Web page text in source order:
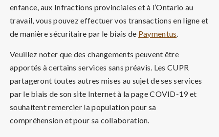
enfance, aux Infractions provinciales et à l’Ontario au
travail, vous pouvez effectuer vos transactions en ligne et
de manière sécuritaire par le biais de Paymentus.
Veuillez noter que des changements peuvent être
apportés à certains services sans préavis. Les CUPR
partageront toutes autres mises au sujet de ses services
par le biais de son site Internet à la page COVID-19 et
souhaitent remercier la population pour sa
compréhension et pour sa collaboration.